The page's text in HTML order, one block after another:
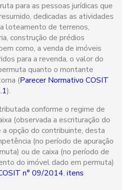
para as pessoas jurídicas que
dedicadas as atividades
loteamento de terrenos,
construção de prédios
como, a venda de imóveis
para a revenda, o valor do
quanto o montante
(Parecer Normativo COSIT
).
conforme o regime de
(observada a escrituração do
a opção do contribuinte, desta
(no período de apuração
ou de caixa (no período de
do imóvel dado em permuta)
n° 09/2014,itens